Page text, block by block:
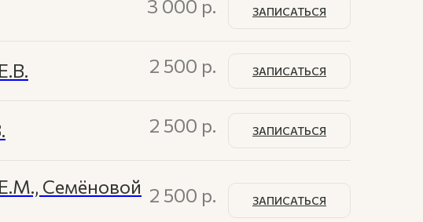
3 000 р. ЗАПИСАТЬСЯ
2 500 р. ЗАПИСАТЬСЯ
2 500 р. ЗАПИСАТЬСЯ
Семёновой 2 500 р. ЗАПИСАТЬСЯ